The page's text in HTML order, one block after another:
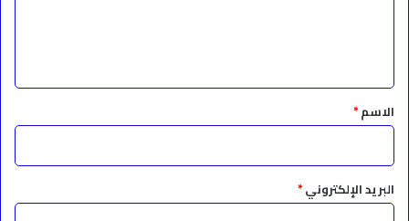
*الاسم*
البريد الإلكتروني*